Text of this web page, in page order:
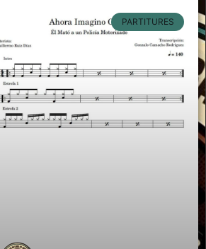
PARTITURES